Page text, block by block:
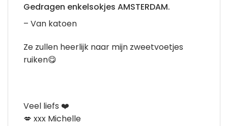
Gedragen enkelsokjes AMSTERDAM.
– Van katoen
Ze zullen heerlijk naar mijn zweetvoetjes
ruiken😋
Veel liefs ❤️
💋 xxx Michelle